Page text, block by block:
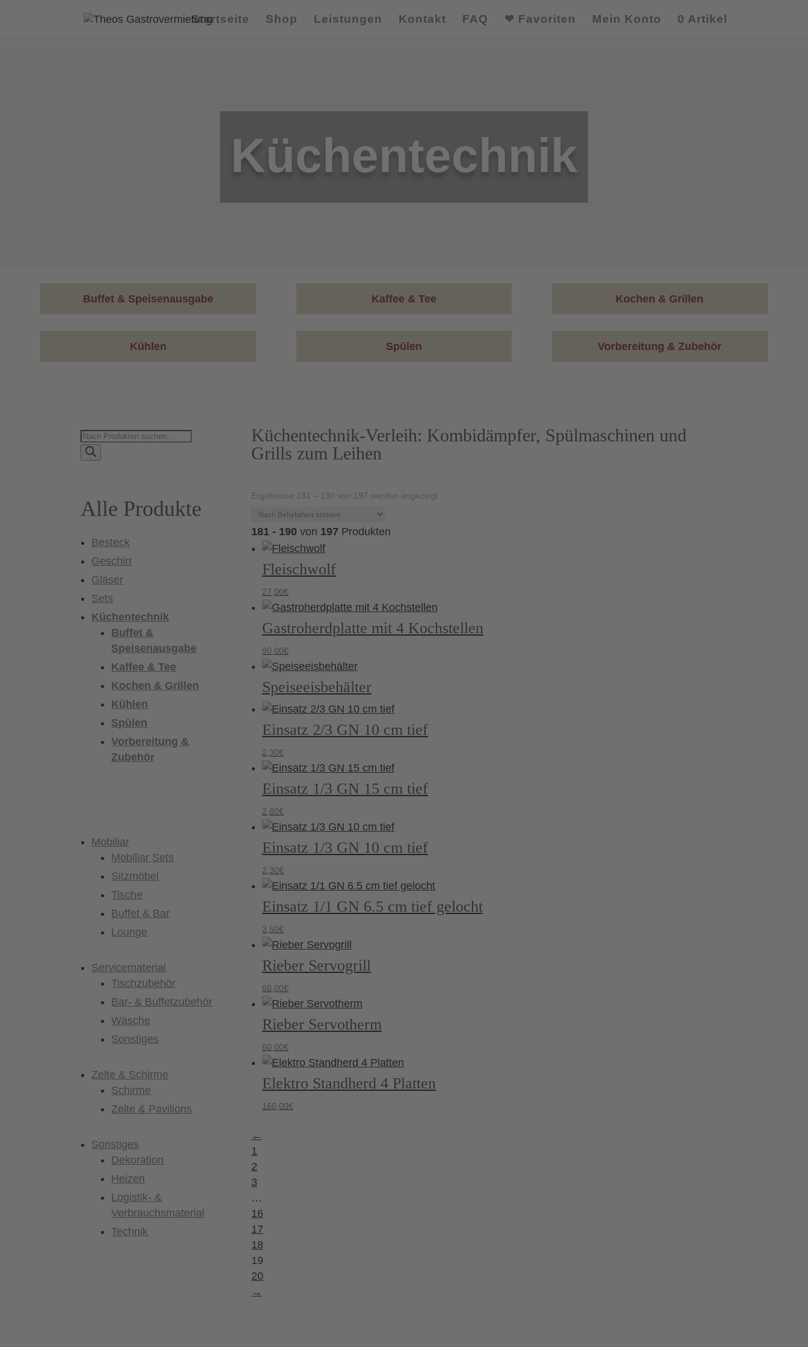
Startseite Shop Leistungen Kontakt FAQ ❤ Favoriten Mein Konto 0 Artikel
Küchentechnik
Buffet & Speisenausgabe Kaffee & Tee Kochen & Grillen
Kühlen Spülen Vorbereitung & Zubehör
Products
search
Alle Produkte
Besteck
Geschirr
Gläser
Sets
Küchentechnik
Buffet &
Speisenausgabe
Kaffee & Tee
Kochen & Grillen
Kühlen
Spülen
Vorbereitung &
Zubehör
Mobiliar
Mobiliar Sets
Sitzmöbel
Tische
Buffet & Bar
Lounge
Servicematerial
Tischzubehör
Bar- & Buffetzubehör
Wäsche
Sonstiges
Zelte & Schirme
Schirme
Zelte & Pavillons
Sonstiges
Dekoration
Heizen
Logistik- &
Verbrauchsmaterial
Technik
Küchentechnik-Verleih: Kombidämpfer, Spülmaschinen und
Grills zum Leihen
Ergebnisse 181 – 190 von 197 werden angezeigtNach
181 - 190 von 197 Produkten
Fleischwolf
27,00€
Gastroherdplatte mit 4 Kochstellen
90,00€
Speiseeisbehälter
Einsatz 2/3 GN 10 cm tief
2,30€
Einsatz 1/3 GN 15 cm tief
2,80€
Einsatz 1/3 GN 10 cm tief
2,30€
Einsatz 1/1 GN 6.5 cm tief gelocht
3,50€
Rieber Servogrill
60,00€
Rieber Servotherm
60,00€
Elektro Standherd 4 Platten
160,00€
←
1
2
3
…
16
17
18
19
20
→